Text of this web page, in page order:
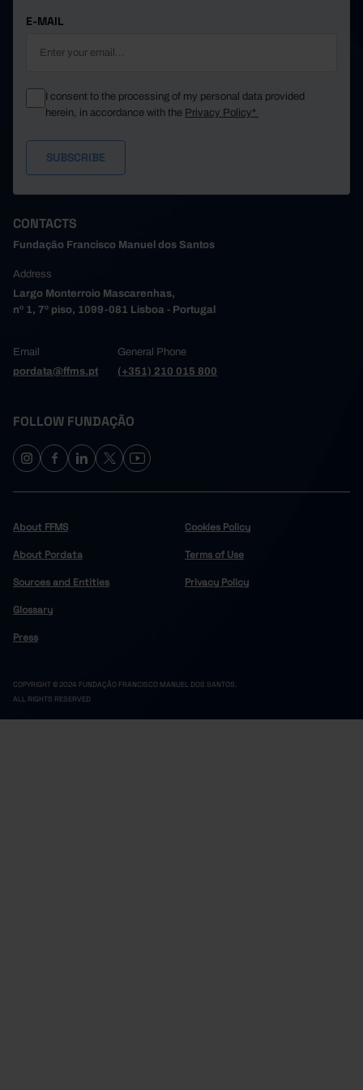
E-MAIL
I consent to the processing of my personal data provided
herein, in accordance with the Privacy Policy*
CONTACTS
Fundação Francisco Manuel dos Santos
Address
Largo Monterroio Mascarenhas,
nº 1, 7º piso, 1099-081 Lisboa - Portugal
Email
pordata@ffms.pt
General Phone
(+351) 210 015 800
FOLLOW FUNDAÇÃO
About FFMS
About Pordata
Sources and Entities
Glossary
Press
Cookies Policy
Terms of Use
Privacy Policy
COPYRIGHT © 2024 FUNDAÇÃO FRANCISCO MANUEL DOS SANTOS.
ALL RIGHTS RESERVED